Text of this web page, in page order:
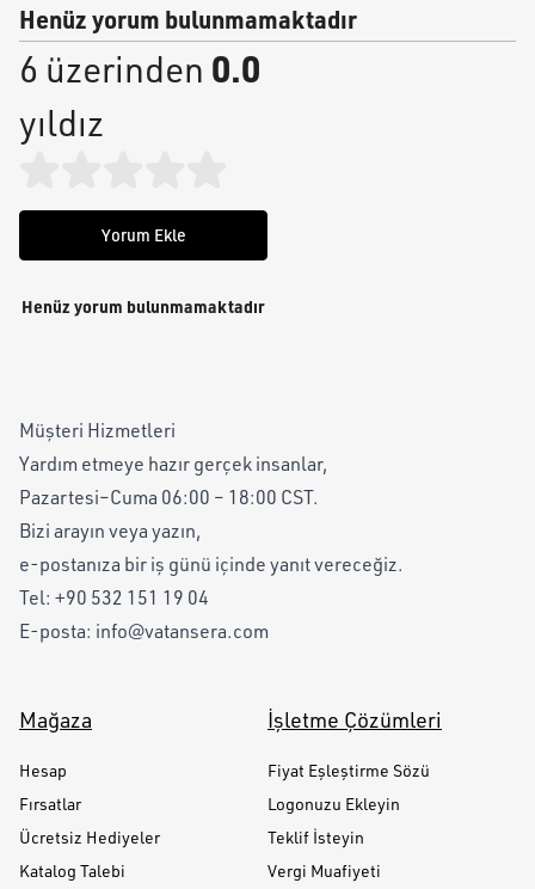
Henüz yorum bulunmamaktadır
6 üzerinden 0.0
yıldız
Yorum Ekle
Henüz yorum bulunmamaktadır
Müşteri Hizmetleri
Yardım etmeye hazır gerçek insanlar,
Pazartesi–Cuma 06:00 – 18:00 CST.
Bizi arayın veya yazın,
e-postanıza bir iş günü içinde yanıt vereceğiz.
Tel: +90 532 151 19 04
E-posta: info@vatansera.com
Mağaza
Hesap
Fırsatlar
Ücretsiz Hediyeler
Katalog Talebi
İşletme Çözümleri
Fiyat Eşleştirme Sözü
Logonuzu Ekleyin
Teklif İsteyin
Vergi Muafiyeti